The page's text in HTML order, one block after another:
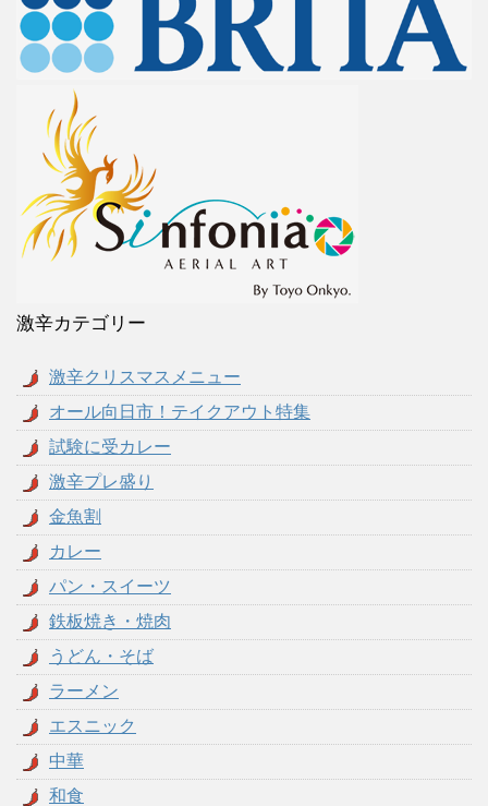
激辛カテゴリー
激辛クリスマスメニュー
オール向日市！テイクアウト特集
試験に受カレー
激辛プレ盛り
金魚割
カレー
パン・スイーツ
鉄板焼き・焼肉
うどん・そば
ラーメン
エスニック
中華
和食